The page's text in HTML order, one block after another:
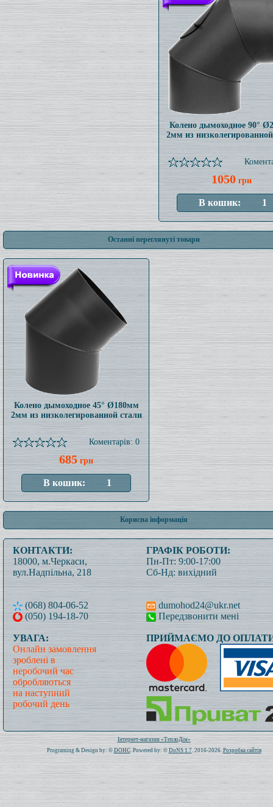
Колено дымоходное 90°
2мм из
1050 грн
Останні переглянуті товари
Колено дымоходное 45° Ø180мм
2мм из низколегированной стали
Коментарів: 0
685 грн
Корисна інформація
КОНТАКТИ:
18000, м.Черкаси,
вул.Надпільна, 218
(068) 804-06-52
(050) 194-18-70
ГРАФІК РОБОТИ:
Пн-Пт: 9:00-17:00
Сб-Нд: вихідний
dumohod24@ukr.net
Передзвонити мені
УВАГА:
Онлайн замовлення
зроблені в
неробочий час
обробляються
на наступний
робочий день
ПРИЙМАЄМО ДО
Всього: 1020048 Сьогодні: 138
Інтернет-магазин «ТеплоДім»
Programing & Design by: © DOHC. Powered by: © DoNS 1.7. 2016-2026. Розробка сайтів